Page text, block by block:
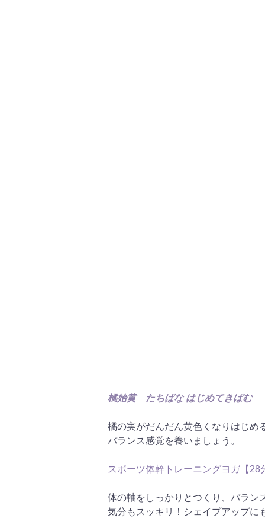
橘始黄　たちばな はじめてきばむ
橘の実がだんだん黄色くなりはじめ
バランス感覚を養いましょう。
スポーツ体幹トレーニングヨガ【28
体の軸をしっかりとつくり、バラン
気分もスッキリ！シェイプアップに